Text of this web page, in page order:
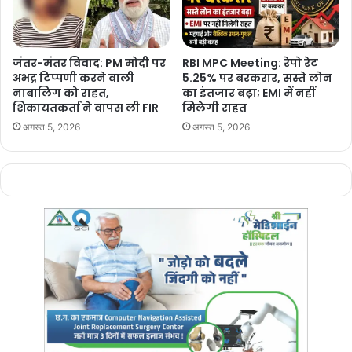
जंतर-मंतर विवाद: PM मोदी पर
अभद्र टिप्पणी करने वाली
नाबालिग को राहत,
शिकायतकर्ता ने वापस ली FIR
अगस्त 5, 2026
RBI MPC Meeting: रेपो रेट
5.25% पर बरकरार, सस्ते लोन
का इंतजार बढ़ा; EMI में नहीं
मिलेगी राहत
अगस्त 5, 2026